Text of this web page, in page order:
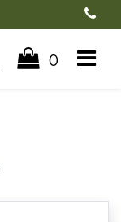
0